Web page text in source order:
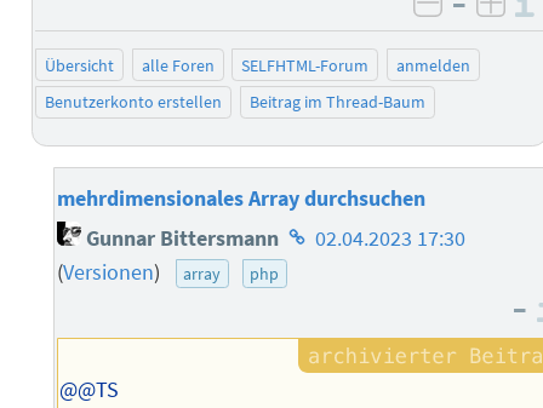
negativ
Übersicht alle Foren SELFHTML-Forum
anmelden
Benutzerkonto erstellen
Beitrag im Thread-Baum
mehrdimensionales Array durchsuchen
Gunnar Bittersmann Homepage
des
02.04.2023 17:30
(Versionen) array php
–
@@TS